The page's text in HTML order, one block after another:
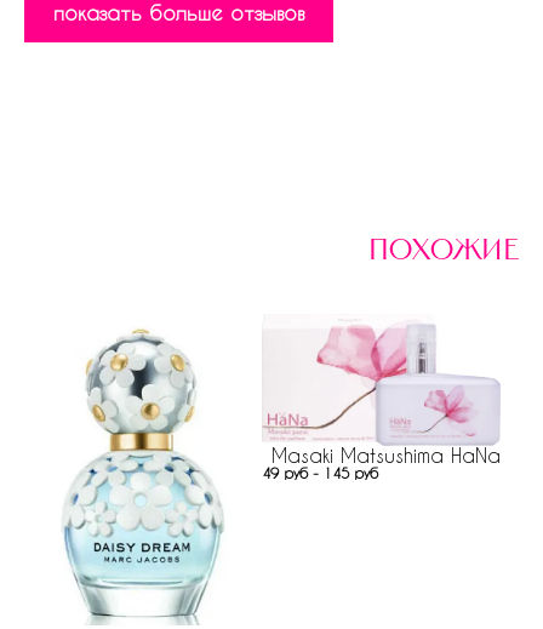
показать больше отзывов
похожие
Masaki Matsushima HaNa
49 руб - 145 руб